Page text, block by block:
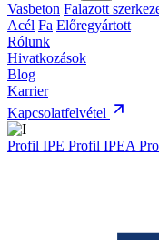
Vasbeton Falazott
Acél Fa Előregyártott
Rólunk
Hivatkozások
Blog
Karrier
Kapcsolatfelvétel
Profil IPE Profil IPEA